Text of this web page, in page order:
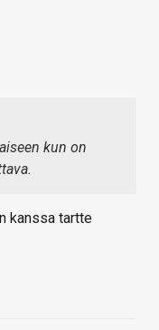
kun on
kanssa tartte